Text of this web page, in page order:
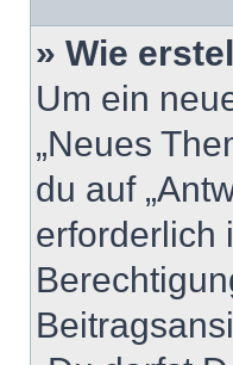
» Wie
Um ein
„Neues
du auf
erforderlich